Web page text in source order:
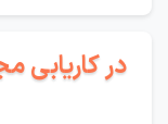
در کاریابی